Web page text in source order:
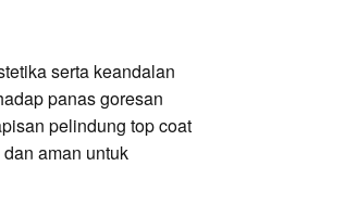
serta keandalan
panas goresan
pelindung top coat
aman untuk